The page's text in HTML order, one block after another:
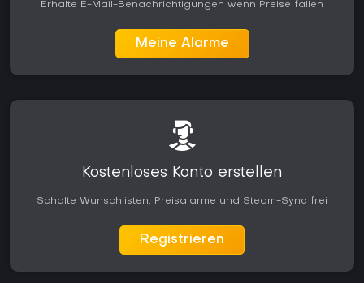
Erhalte E-Mail-Benachrichtigungen wenn Preise fallen
Meine Alarme
Kostenloses Konto erstellen
Schalte Wunschlisten, Preisalarme und Steam-Sync frei
Registrieren